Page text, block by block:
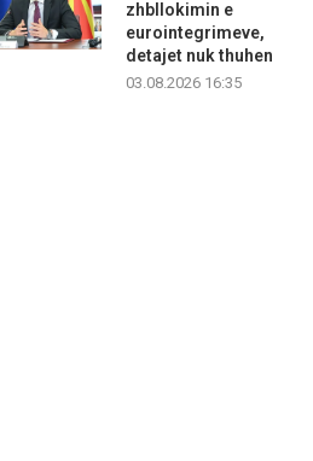
zhbllokimin e
eurointegrimeve,
detajet nuk thuhen
03.08.2026 16:35